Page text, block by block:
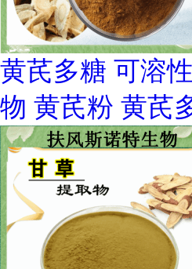
黄芪多糖 可溶
物 黄芪粉 黄芪